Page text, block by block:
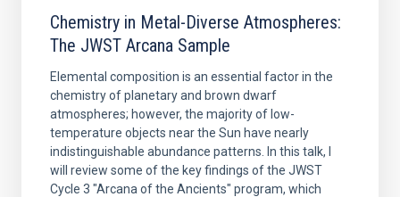
Chemistry in Metal-Diverse Atmospheres:
The JWST Arcana Sample
Elemental composition is an essential factor in the
chemistry of planetary and brown dwarf
atmospheres; however, the majority of low-
temperature objects near the Sun have nearly
indistinguishable abundance patterns. In this talk, I
will review some of the key findings of the JWST
Cycle 3 "Arcana of the Ancients" program, which